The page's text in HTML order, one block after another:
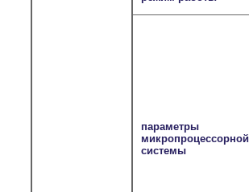
параметры
микропроцессорной
системы